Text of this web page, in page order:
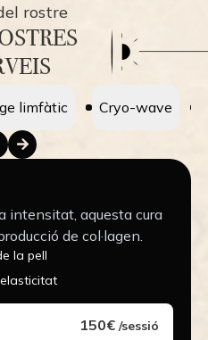
rostre
limfàtic Cryo-wave
intensitat, aquesta cura
de col·lagen.
la pell
150€ /sessió